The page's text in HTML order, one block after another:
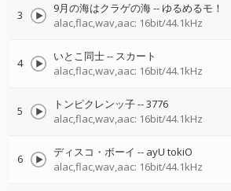
3 9月の海はクラゲの海--ゆるめるモ！
alac,flac,wav,aac: 16bit/44.1kHz
4 いとこ同士-- スカート
alac,flac,wav,aac: 16bit/44.1kHz
5 トンピクレンッ子--3776
alac,flac,wav,aac: 16bit/44.1kHz
6 ディスコ・ボーイ -- ayU tokiO
alac,flac,wav,aac: 16bit/44.1kHz